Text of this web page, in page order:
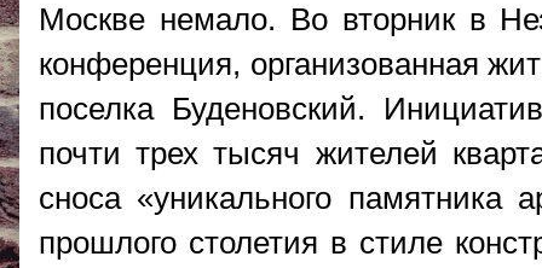
Москве немало. Во вторник в
конференция, организованная
поселка Буденовский.
почти трех тысяч жителей
сноса «уникального памятника
прошлого столетия в стиле